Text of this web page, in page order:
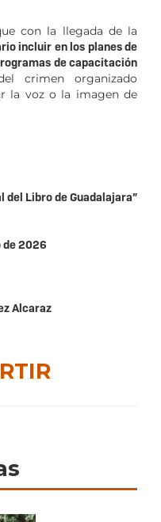
con la llegada de la
incluir en los planes de
de capacitación
crimen organizado
la voz o la imagen de
del Libro de Guadalajara”
de 2026
Alcaraz